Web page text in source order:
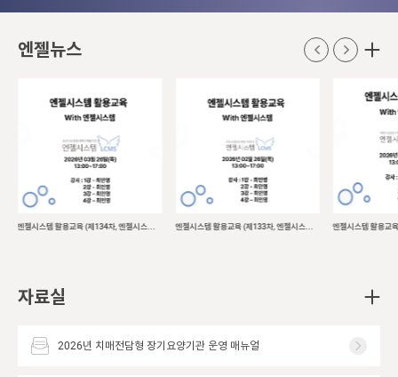
어르신들을 위한 다양한 프로그램을 월 단위로 계획하여 운영하고 계셨으며, 프로그
신설지표인 식사 반영 및 체중 관리 등을 시스템 기능과 함께 추가적으로 지도해드렸
으며, 연계기록지 작성의 기준을 안내해드렸습니다.
다양한 질의를 하시는 등 교육 시 참여도와 집중도가 매우 높고 열정이 돋보이는 기
관으로, 추후의 발전이 더욱 기대되는 기관입니다.
엔젤뉴스
엔젤시스템 활용교육 (제134차, 엔젤시스템 스튜디오, 2026.03.26.) 엔젤시스템 활용교육 (제133차, 엔젤시스템 스튜디오, 2026.02.26.)
자료실
2026년 치매전담형 장기요양기관 운영 매뉴얼